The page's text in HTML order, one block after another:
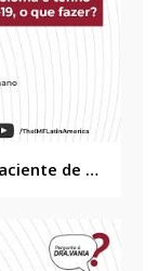
Pergunte à Dra. Vania - O que o paciente de mieloma deve fazer em caso de sintomas da COVID-19